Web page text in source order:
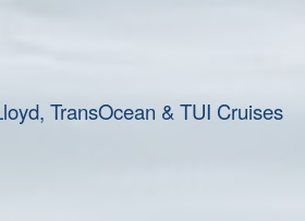
TransOcean & TUI Cruises